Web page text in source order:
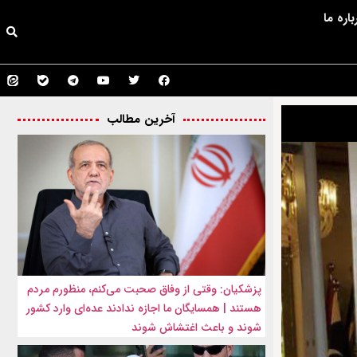
ما
آخرین مطالب
پزشکیان: وقتی از وفاق صحبت می‌کنم، منظورم مردم
هستند | همسایگان ما اجازه ندادند عده‌ای وارد کشور
شوند و باعث اغتشاش شوند